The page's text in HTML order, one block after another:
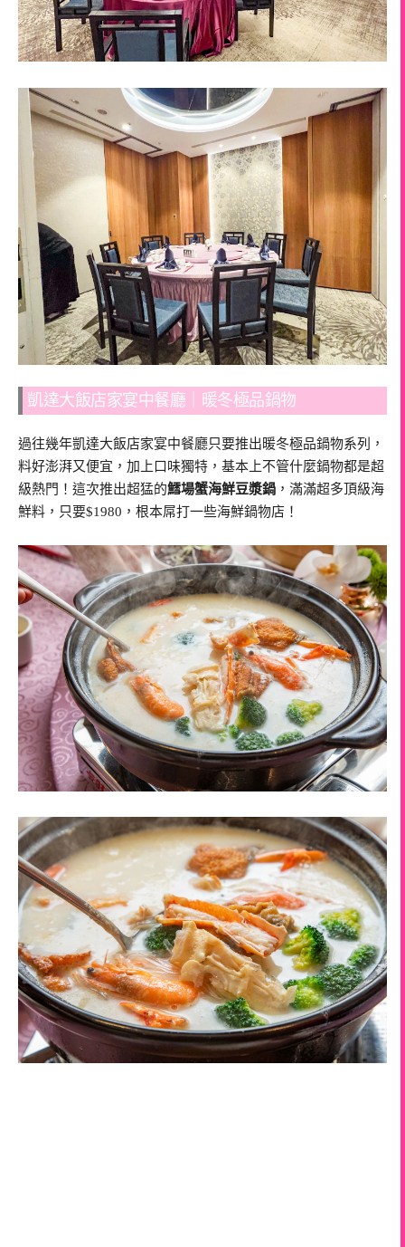
凱達大飯店家宴中餐廳｜暖冬極品鍋物
過往幾年凱達大飯店家宴中餐廳只要推出暖冬極品鍋物系列，
料好澎湃又便宜，加上口味獨特，基本上不管什麼鍋物都是超
級熱門！這次推出超猛的鱈場蟹海鮮豆漿鍋 ，滿滿超多頂級海
鮮料，只要$1980，根本屌打一些海鮮鍋物店！